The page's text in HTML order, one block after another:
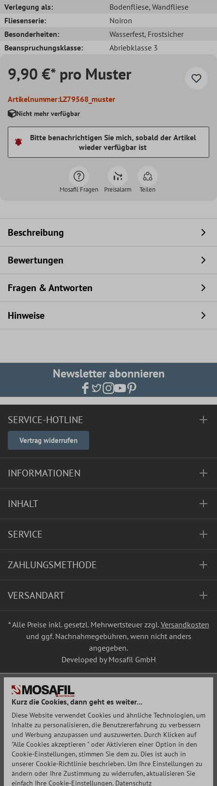
Verlegung als:
Bodenfliese, Wandfliese
Fliesenserie:
Noiron
Besonderheiten:
Wasserfest, Frostsicher
Beanspruchungsklasse:
Abriebklasse 3
9,90 €* pro Muster
Artikelnummer:LZ79568_muster
Nicht mehr verfügbar
Bitte benachrichtigen Sie mich, sobald der Artikel
wieder verfügbar ist
Mosafil Fragen Preisalarm Teilen
Beschreibung
Bewertungen
Fragen & Antworten
Hinweise
Newsletter abonnieren
SERVICE-HOTLINE
Vertrag widerrufen
INFORMATIONEN
INHALT
SERVICE
ZAHLUNGSMETHODE
VERSANDART
* Alle Preise inkl. gesetzl. Mehrwertsteuer zzgl.Versandkosten
und ggf. Nachnahmegebühren, wenn nicht anders
angegeben.
Developed by Mosafil GmbH
Kurz die Cookies, dann geht es weiter...
Diese Website verwendet Cookies und ähnliche Technologien, um
Inhalte zu personalisieren, die Benutzererfahrung zu verbessern
und Werbung anzupassen und auszuwerten. Durch Klicken auf
"Alle Cookies akzeptieren " oder Aktivieren einer Option in den
Cookie-Einstellungen, stimmen Sie dem zu. Dies ist auch in
unserer Cookie-Richtlinie beschrieben. Um Ihre Einstellungen zu
ändern oder Ihre Zustimmung zu widerrufen, aktualisieren Sie
einfach Ihre Cookie-Einstellungen. Datenschutz